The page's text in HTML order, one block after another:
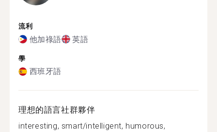
流利
他加祿語 英語
學
西班牙語
理想的語言社群夥伴
interesting, smart/intelligent, humorous,